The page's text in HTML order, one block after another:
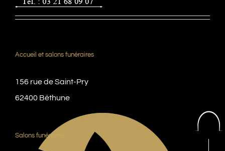
Accueil et salons funéraires
156 rue de Saint-Pry
62400 Béthune
Salons funéraires